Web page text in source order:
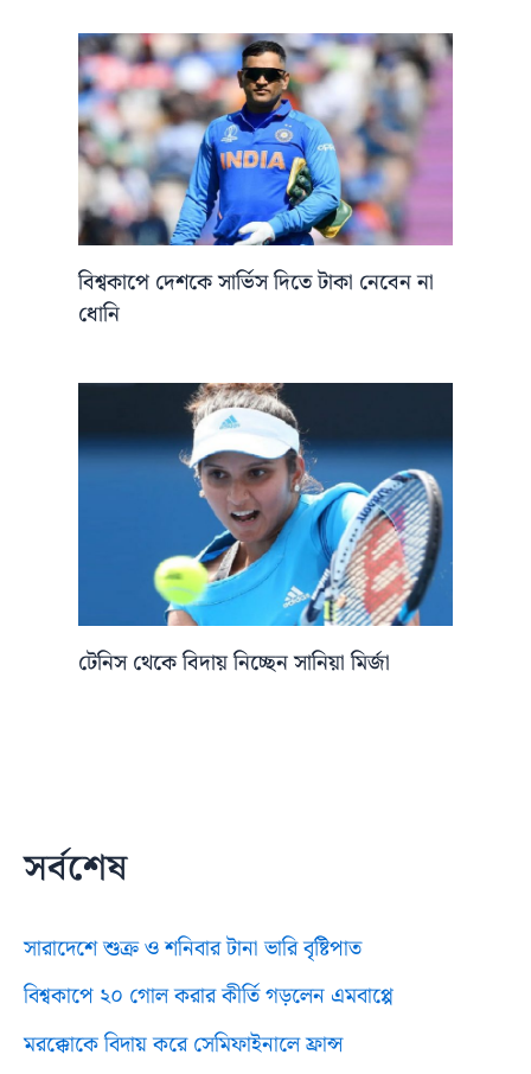
বিশ্বকাপে দেশকে সার্ভিস দিতে টাকা নেবেন না
ধোনি
টেনিস থেকে বিদায় নিচ্ছেন সানিয়া মির্জা
সর্বশেষ
সারাদেশে শুক্র ও শনিবার টানা ভারি বৃষ্টিপাত
বিশ্বকাপে ২০ গোল করার কীর্তি গড়লেন এমবাপ্পে
মরক্কোকে বিদায় করে সেমিফাইনালে ফ্রান্স